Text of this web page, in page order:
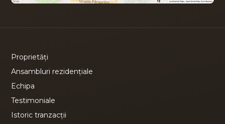
Proprietăți
Ansambluri rezidențiale
Echipa
Testimoniale
Istoric tranzacții